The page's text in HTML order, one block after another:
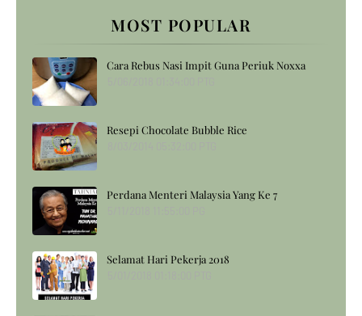
MOST POPULAR
Cara Rebus Nasi Impit Guna Periuk Noxxa
Resepi Chocolate Bubble Rice
Perdana Menteri Malaysia Yang Ke 7
Selamat Hari Pekerja 2018